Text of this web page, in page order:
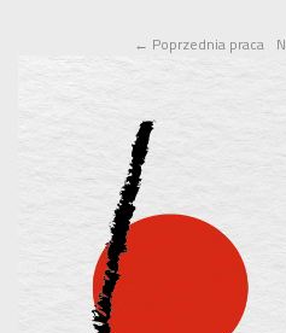
← Poprzednia praca